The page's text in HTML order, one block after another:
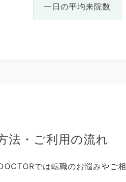
一日の平均来院数
法・ご利用の流れ
では転職のお悩みやご